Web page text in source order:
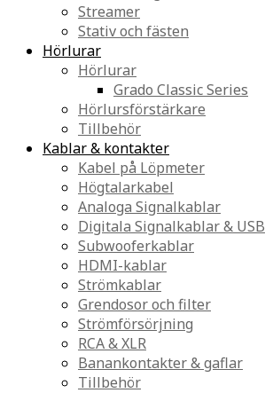
Streamer
Stativ och fästen
Hörlurar
Hörlurar
Grado Classic Series
Hörlursförstärkare
Tillbehör
Kablar & kontakter
Kabel på Löpmeter
Högtalarkabel
Analoga Signalkablar
Digitala Signalkablar & USB
Subwooferkablar
HDMI-kablar
Strömkablar
Grendosor och filter
Strömförsörjning
RCA & XLR
Banankontakter & gaflar
Tillbehör